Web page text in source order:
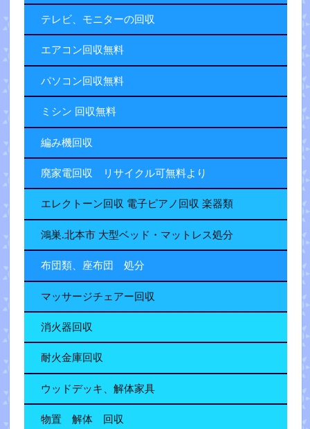
テレビ、モニターの回収
エアコン回収無料
パソコン回収無料
ミシン 回収無料
編み機回収
廃家電回収 リサイクル可無料より
エレクトーン回収 電子ピアノ回収 楽器類
鴻巣.北本市 大型ベッド・マットレス処分
布団類、座布団 処分
マッサージチェアー回収
消火器回収
耐火金庫回収
ウッドデッキ、解体家具
物置 解体 回収